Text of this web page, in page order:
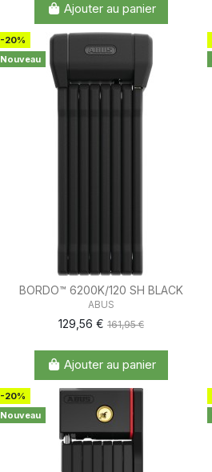
Ajouter au panier
-20%
Nouveau
BORDO™ 6200K/120 SH BLACK
ABUS
129,56 € 161,95 €
Ajouter au panier
-20%
Nouveau